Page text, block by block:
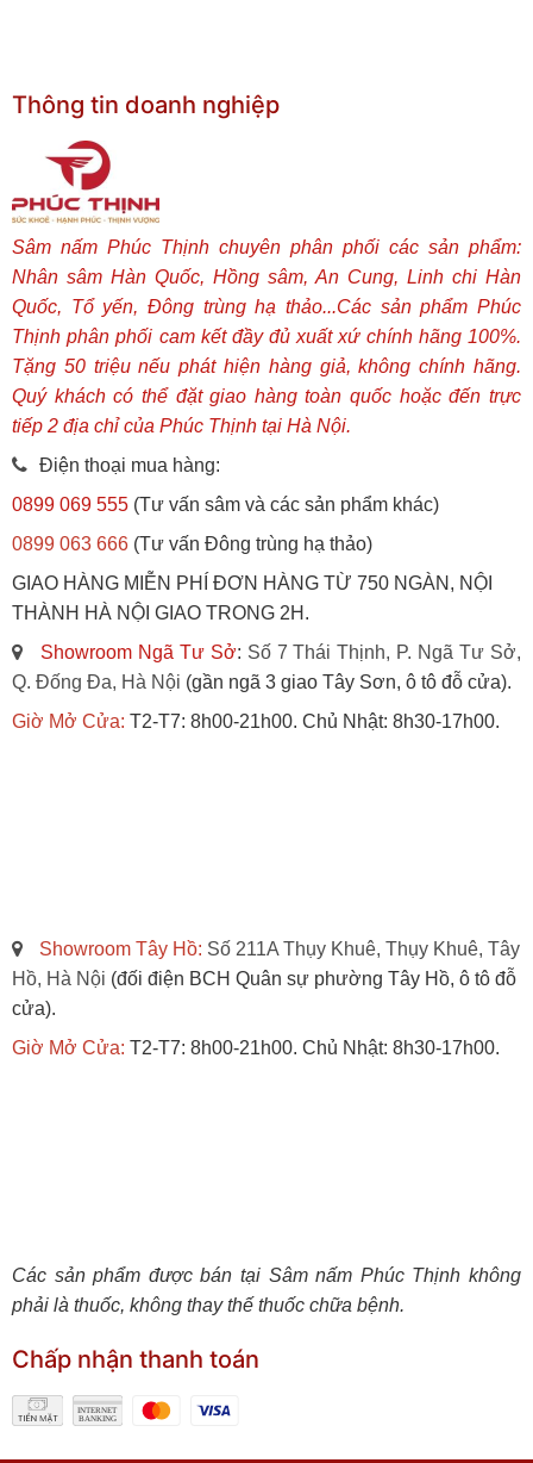
Thông tin doanh nghiệp
Sâm nấm Phúc Thịnh chuyên phân phối các sản phẩm:
Nhân sâm Hàn Quốc, Hồng sâm, An Cung, Linh chi Hàn
Quốc, Tổ yến, Đông trùng hạ thảo...Các sản phẩm Phúc
Thịnh phân phối cam kết đầy đủ xuất xứ chính hãng 100%.
Tặng 50 triệu nếu phát hiện hàng giả, không chính hãng.
Quý khách có thể đặt giao hàng toàn quốc hoặc đến trực
tiếp 2 địa chỉ của Phúc Thịnh tại Hà Nội.
Điện thoại mua hàng:
0899 069 555 (Tư vấn sâm và các sản phẩm khác)
0899 063 666 (Tư vấn Đông trùng hạ thảo)
GIAO HÀNG MIỄN PHÍ ĐƠN HÀNG TỪ 750 NGÀN, NỘI
THÀNH HÀ NỘI GIAO TRONG 2H.
Showroom Ngã Tư Sở: Số 7 Thái Thịnh, P. Ngã Tư Sở,
Q. Đống Đa, Hà Nội (gần ngã 3 giao Tây Sơn, ô tô đỗ cửa).
Giờ Mở Cửa: T2-T7: 8h00-21h00. Chủ Nhật: 8h30-17h00.
Showroom Tây Hồ: Số 211A Thụy Khuê, Thụy Khuê, Tây
Hồ, Hà Nội (đối điện BCH Quân sự phường Tây Hồ, ô tô đỗ
cửa).
Giờ Mở Cửa: T2-T7: 8h00-21h00. Chủ Nhật: 8h30-17h00.
Các sản phẩm được bán tại Sâm nấm Phúc Thịnh không
phải là thuốc, không thay thế thuốc chữa bệnh.
Chấp nhận thanh toán